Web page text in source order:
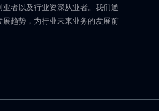
者以及行业资深从业者。我们通
趋势，为行业未来业务的发展前